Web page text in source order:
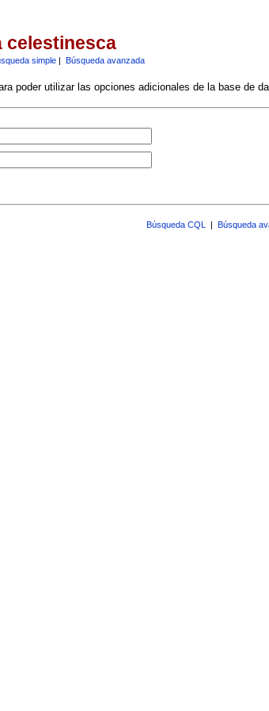
celestinesca
simple| Búsqueda avanzada
poder utilizar las opciones adicionales de la base de
Búsqueda CQL | Búsqueda